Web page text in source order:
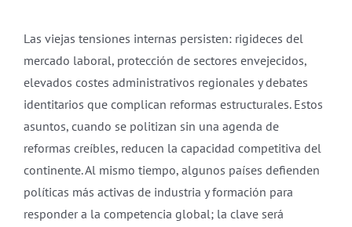
Las viejas tensiones internas persisten: rigideces del
mercado laboral, protección de sectores envejecidos,
elevados costes administrativos regionales y debates
identitarios que complican reformas estructurales. Estos
asuntos, cuando se politizan sin una agenda de
reformas creíbles, reducen la capacidad competitiva del
continente. Al mismo tiempo, algunos países defienden
políticas más activas de industria y formación para
responder a la competencia global; la clave será